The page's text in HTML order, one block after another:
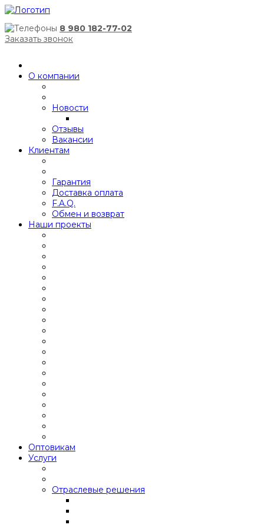
8 980 182-77-02
Заказать звонок
О компании
Новости
Отзывы
Вакансии
Клиентам
Гарантия
Доставка оплата
F.A.Q.
Обмен и возврат
Наши проекты
Оптовикам
Услуги
Отраслевые решения